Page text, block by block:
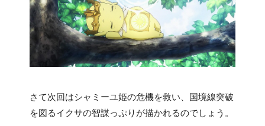
さて次回はシャミーユ姫の危機を救い、国境線突破
を図るイクサの智謀っぷりが描かれるのでしょう。